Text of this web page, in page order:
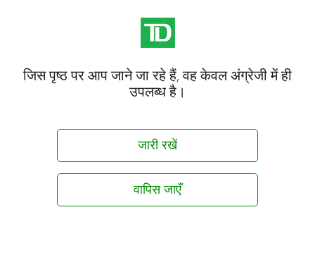
जिस पृष्ठ पर आप जाने जा रहे हैं, वह केवल अंग्रेजी में ही
उपलब्ध है।
जारी रखें
वापिस जाएँ